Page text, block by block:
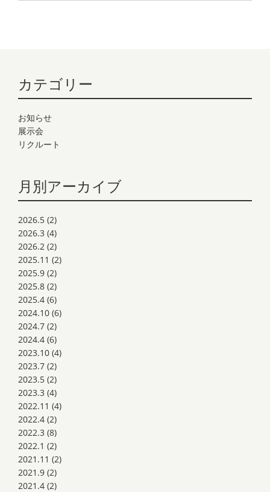
カテゴリー
お知らせ
展示会
リクルート
月別アーカイブ
2026.5 (2)
2026.3 (4)
2026.2 (2)
2025.11 (2)
2025.9 (2)
2025.8 (2)
2025.4 (6)
2024.10 (6)
2024.7 (2)
2024.4 (6)
2023.10 (4)
2023.7 (2)
2023.5 (2)
2023.3 (4)
2022.11 (4)
2022.4 (2)
2022.3 (8)
2022.1 (2)
2021.11 (2)
2021.9 (2)
2021.4 (2)